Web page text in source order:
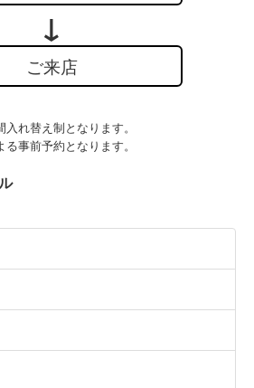
ご来店
れ替え制となります。
事前予約となります。